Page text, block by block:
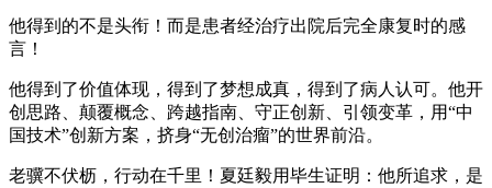
他得到的不是头衔！而是患者经治疗出院后完全康复时的感
言！
他得到了价值体现，得到了梦想成真，得到了病人认可。他开
创思路、颠覆概念、跨越指南、守正创新、引领变革，用“中
国技术”创新方案，挤身“无创治瘤”的世界前沿。
老骥不伏枥，行动在千里！夏廷毅用毕生证明：他所追求，是